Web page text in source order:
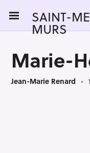
i
SAINT-
MURS
Marie-
Jean-Marie Renard